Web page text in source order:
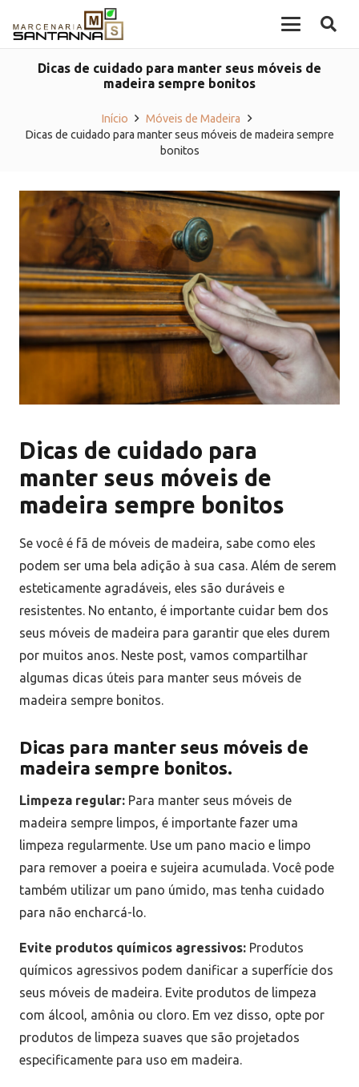
Dicas de cuidado para manter seus móveis de
madeira sempre bonitos
Início
Móveis de Madeira
Dicas de cuidado para manter seus móveis de madeira sempre
bonitos
Dicas de cuidado para
manter seus móveis de
madeira sempre bonitos
Se você é fã de móveis de madeira, sabe como eles
podem ser uma bela adição à sua casa. Além de serem
esteticamente agradáveis, eles são duráveis e
resistentes. No entanto, é importante cuidar bem dos
seus móveis de madeira para garantir que eles durem
por muitos anos. Neste post, vamos compartilhar
algumas dicas úteis para manter seus móveis de
madeira sempre bonitos.
Dicas para manter seus móveis de
madeira sempre bonitos.
Limpeza regular: Para manter seus móveis de
madeira sempre limpos, é importante fazer uma
limpeza regularmente. Use um pano macio e limpo
para remover a poeira e sujeira acumulada. Você pode
também utilizar um pano úmido, mas tenha cuidado
para não encharcá-lo.
Evite produtos químicos agressivos: Produtos
químicos agressivos podem danificar a superfície dos
seus móveis de madeira. Evite produtos de limpeza
com álcool, amônia ou cloro. Em vez disso, opte por
produtos de limpeza suaves que são projetados
especificamente para uso em madeira.